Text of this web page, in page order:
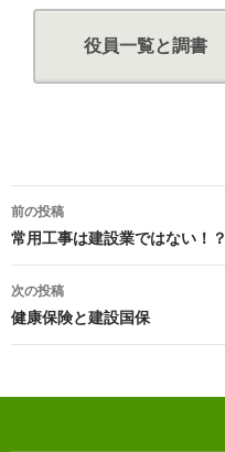
役員一覧と調書
投
稿
ナ
ビ
ー
前の投稿
常用工事は建設業ではない！？
次の投稿
健康保険と建設国保